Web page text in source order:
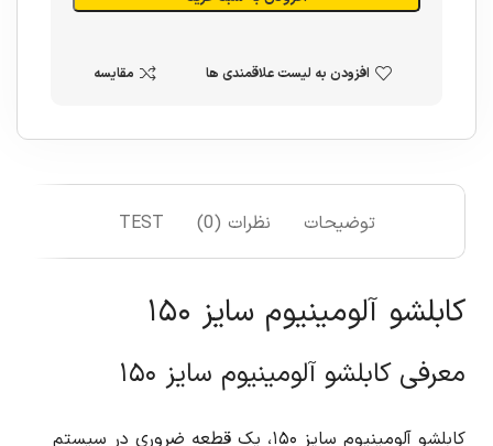
افزودن به لیست علاقمندی ها مقایسه
توضیحات نظرات (0) TEST
کابلشو آلومینیوم سایز ۱۵۰
معرفی کابلشو آلومینیوم سایز ۱۵۰
کابلشو آلومینیوم سایز ۱۵۰، یک قطعه ضروری در سیستم